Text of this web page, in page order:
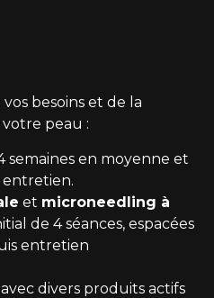
besoins et de la
peau :
semaines en moyenne et
et microneedling à
de 4 séances, espacées
entretien
divers produits actifs